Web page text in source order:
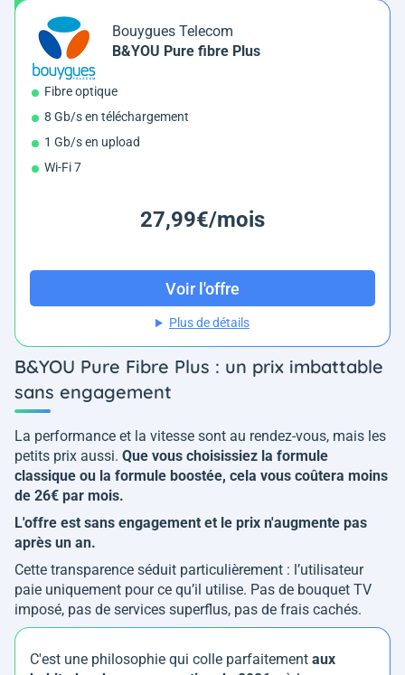
Bouygues Telecom
B&YOU Pure fibre Plus
Fibre optique
8 Gb/s en téléchargement
1 Gb/s en upload
Wi-Fi 7
27,99€/mois
Voir l'offre
Plus de détails
B&YOU Pure Fibre Plus : un prix imbattable
sans engagement
La performance et la vitesse sont au rendez-vous, mais les
petits prix aussi. Que vous choisissiez la formule
classique ou la formule boostée, cela vous coûtera moins
de 26€ par mois.
L'offre est sans engagement et le prix n'augmente pas
après un an.
Cette transparence séduit particulièrement : l’utilisateur
paie uniquement pour ce qu’il utilise. Pas de bouquet TV
imposé, pas de services superflus, pas de frais cachés.
C'est une philosophie qui colle parfaitement aux